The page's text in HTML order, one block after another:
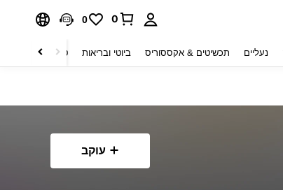
0
0
נעליים תכשיטים & אקססוריס ביוטי ובריאות טקסטיל לבית
עוקב